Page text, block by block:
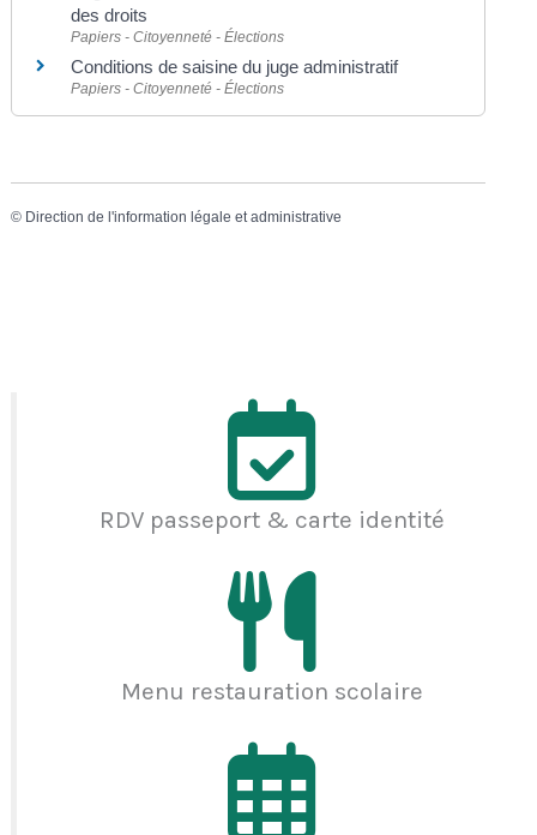
des droits
Papiers - Citoyenneté - Élections
Conditions de saisine du juge administratif
Papiers - Citoyenneté - Élections
© Direction de l'information légale et administrative
RDV passeport & carte identité
Menu restauration scolaire